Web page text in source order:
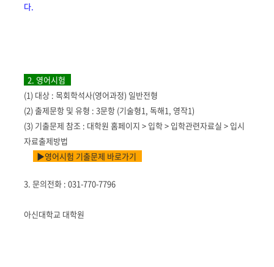
다.
2. 영어시험
(1) 대상 : 목회학석사(영어과정) 일반전형
(2)출제문항 및 유형 : 3문항 (기술형1, 독해1, 영작1)
(3) 기출문제 참조 : 대학원 홈페이지 > 입학 > 입학관련자료실 > 입시
자료출제방법
▶영어시험 기출문제 바로가기
3. 문의전화 : 031-770-7796
아신대학교 대학원